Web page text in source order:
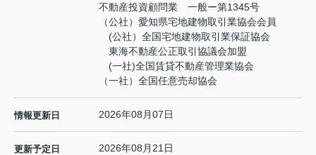
不動産投資顧問業 一般ー第1345号
（公社）愛知県宅地建物取引業協会会員
(公社）全国宅地建物取引業保証協会
東海不動産公正取引協議会加盟
(一社)全国賃貸不動産管理業協会
（一社）全国任意売却協会
情報更新日 2026年08月07日
更新予定日 2026年08月21日